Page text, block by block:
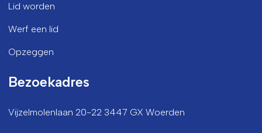
Lid worden
Werf een lid
Opzeggen
Bezoekadres
Vijzelmolenlaan 20-22 3447 GX Woerden